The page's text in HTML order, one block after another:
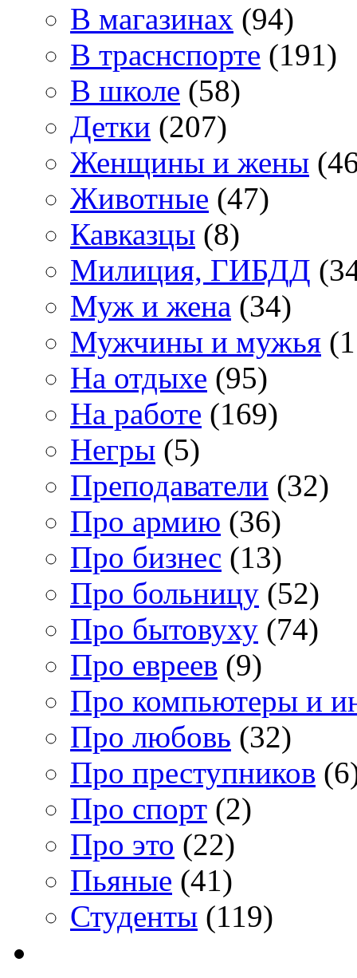
В магазинах (94)
В траснспорте (191)
В школе (58)
Детки (207)
Женщины и жены
Животные (47)
Кавказцы (8)
Милиция, ГИБДД
Муж и жена (34)
Мужчины и мужья
На отдыхе (95)
На работе (169)
Негры (5)
Преподаватели (32)
Про армию (36)
Про бизнес (13)
Про больницу (52)
Про бытовуху (74)
Про евреев (9)
Про компьютеры и
Про любовь (32)
Про преступников
Про спорт (2)
Про это (22)
Пьяные (41)
Студенты (119)